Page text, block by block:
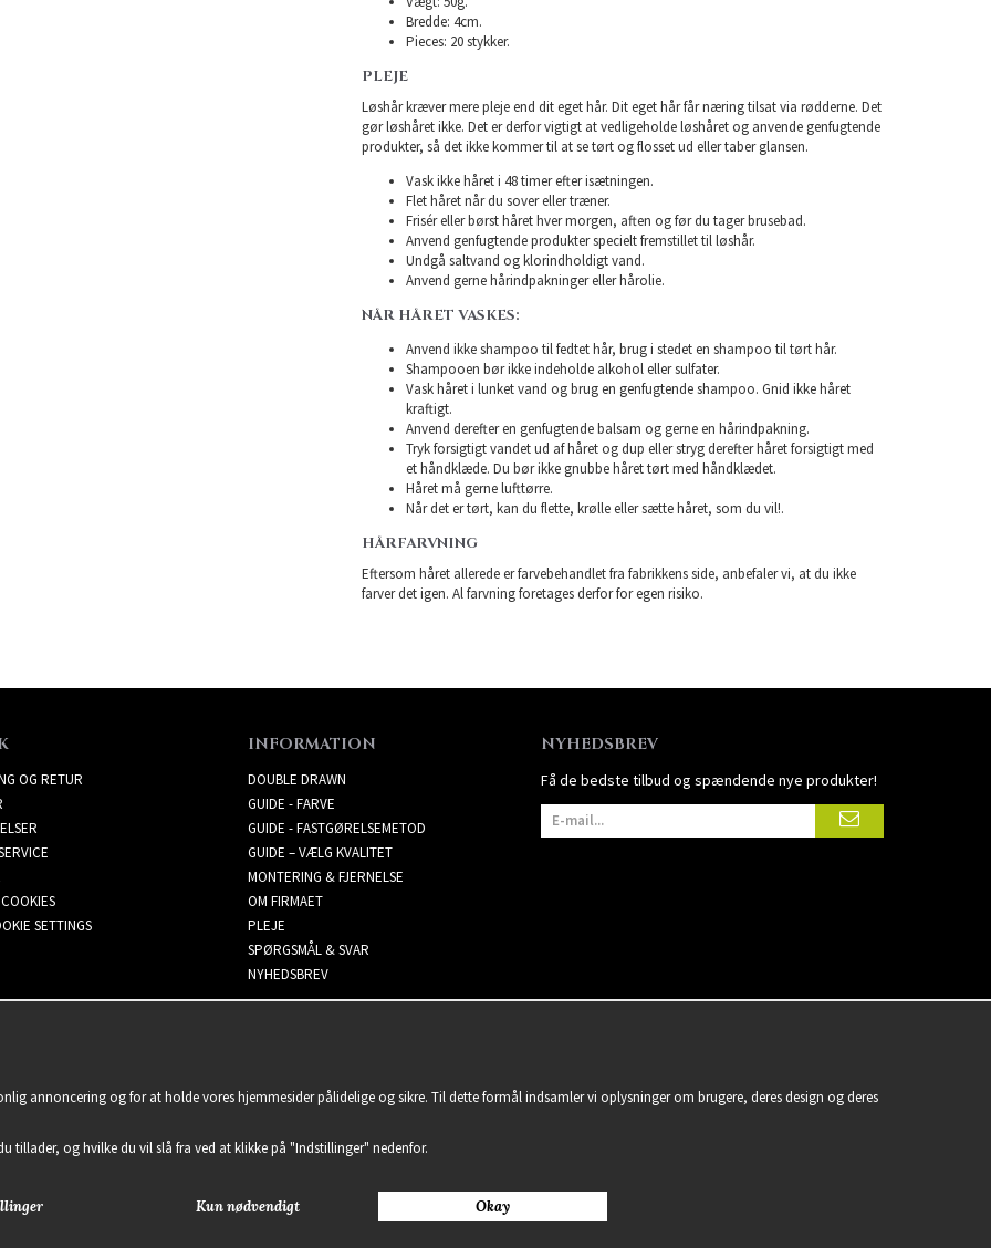
Bredde: 4cm.
Pieces: 20 stykker.
PLEJE
Løshår kræver mere pleje end dit eget hår. Dit eget hår får næring tilsat via rødderne. Det
gør løshåret ikke. Det er derfor vigtigt at vedligeholde løshåret og anvende genfugtende
produkter, så det ikke kommer til at se tørt og flosset ud eller taber glansen.
Vask ikke håret i 48 timer efter isætningen.
Flet håret når du sover eller træner.
Frisér eller børst håret hver morgen, aften og før du tager brusebad.
Anvend genfugtende produkter specielt fremstillet til løshår.
Undgå saltvand og klorindholdigt vand.
Anvend gerne hårindpakninger eller hårolie.
NÅR HÅRET VASKES:
Anvend ikke shampoo til fedtet hår, brug i stedet en shampoo til tørt hår.
Shampooen bør ikke indeholde alkohol eller sulfater.
Vask håret i lunket vand og brug en genfugtende shampoo. Gnid ikke håret
kraftigt.
Anvend derefter en genfugtende balsam og gerne en hårindpakning.
Tryk forsigtigt vandet ud af håret og dup eller stryg derefter håret forsigtigt med
et håndklæde. Du bør ikke gnubbe håret tørt med håndklædet.
Håret må gerne lufttørre.
Når det er tørt, kan du flette, krølle eller sætte håret, som du vil!.
HÅRFARVNING
Eftersom håret allerede er farvebehandlet fra fabrikkens side, anbefaler vi, at du ikke
farver det igen. Al farvning foretages derfor for egen risiko.
OG RETUR
SETTINGS
INFORMATION
DOUBLE DRAWN
GUIDE - FARVE
GUIDE - FASTGØRELSEMETOD
GUIDE – VÆLG KVALITET
MONTERING & FJERNELSE
OM FIRMAET
PLEJE
SPØRGSMÅL & SVAR
NYHEDSBREV
NYHEDSBREV
Få de bedste tilbud og spændende nye produkter!
2021 Delightful Hair
annoncering og for at holde vores hjemmesider pålidelige og sikre. Til dette formål indsamler vi oplysninger om brugere, deres design og deres
tillader, og hvilke du vil slå fra ved at klikke på "Indstillinger" nedenfor.
Kun nødvendigt Okay